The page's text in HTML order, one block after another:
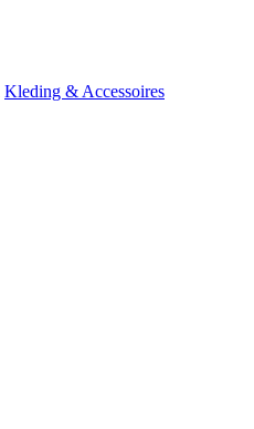
Kleding & Accessoires